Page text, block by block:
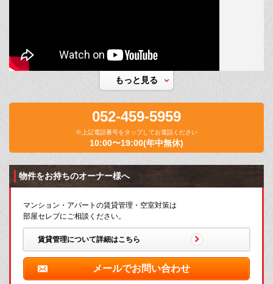
もっと見る
052-459-5959
※上記電話番号をタップしてお電話ください
10:00〜19:00(年中無休)
物件をお持ちのオーナー様へ
マンション・アパートの賃貸管理・空室対策は
部屋セレブにご相談ください。
賃貸管理について詳細はこちら
メールでお問い合わせ